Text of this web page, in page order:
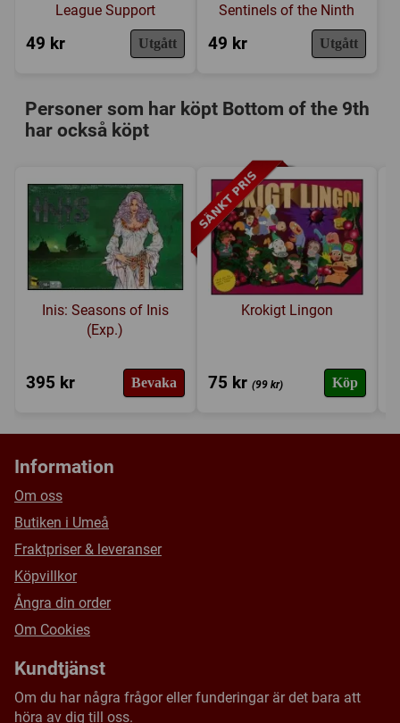
League Support
49 kr Utgått
Sentinels of the Ninth
49 kr Utgått
Personer som har köpt Bottom of the 9th
har också köpt
Inis: Seasons of Inis
(Exp.)
395 kr Bevaka
Krokigt Lingon
75 kr (99 kr) Köp
Information
Om oss
Butiken i Umeå
Fraktpriser & leveranser
Köpvillkor
Ångra din order
Om Cookies
Kundtjänst
Om du har några frågor eller funderingar är det bara att
höra av dig till oss.